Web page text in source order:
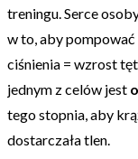
treningu. Serce
w to, aby
ciśnienia = wzrost
jednym z celów jest
tego stopnia, aby
dostarczała tlen.